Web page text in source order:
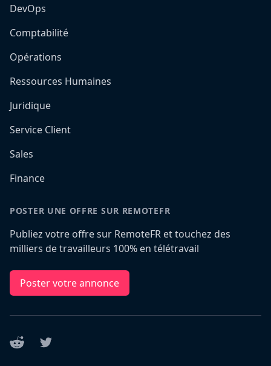
DevOps
Comptabilité
Opérations
Ressources Humaines
Juridique
Service Client
Sales
Finance
POSTER UNE OFFRE SUR REMOTEFR
Publiez votre offre sur RemoteFR et touchez des
milliers de travailleurs 100% en télétravail
Poster votre annonce
Reddit Twitter